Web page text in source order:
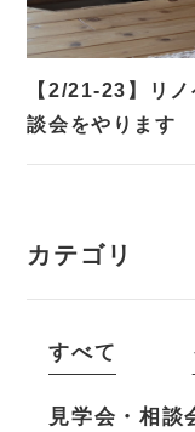
【2/21-23】リ
談会をやります
カテゴリ
すべて
見学会・相談